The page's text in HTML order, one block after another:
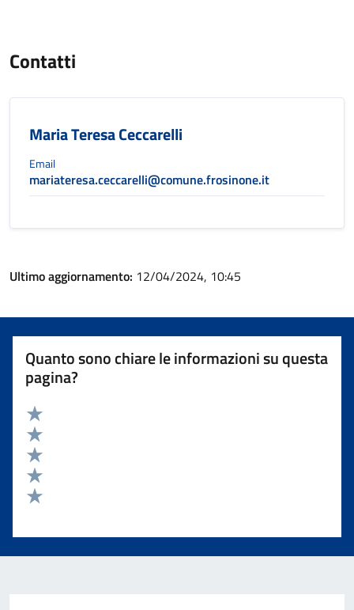
Contatti
Maria Teresa Ceccarelli
Email
mariateresa.ceccarelli@comune.frosinone.it
Ultimo aggiornamento: 12/04/2024, 10:45
Quanto sono chiare le informazioni su questa
pagina?
Valuta 5 stelle su 5
Valuta 4 stelle su 5
Valuta 3 stelle su 5
Valuta 2 stelle su 5